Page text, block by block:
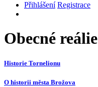
Přihlášení Registrace
Obecné reálie
Historie Tornelionu
O historii města Brožova